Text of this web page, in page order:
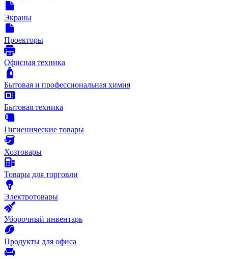
Экраны
Проекторы
Офисная техника
Бытовая и профессиональная химия
Бытовая техника
Гигиенические товары
Хозтовары
Товары для торговли
Электротовары
Уборочный инвентарь
Продукты для офиса